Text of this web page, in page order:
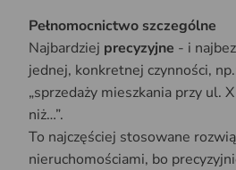
Pełnomocnictwo szczególne
Najbardziej precyzyjne - i
jednej, konkretnej czynności,
„sprzedaży mieszkania przy ul.
niż…”.
To najczęściej stosowane
nieruchomościami, bo